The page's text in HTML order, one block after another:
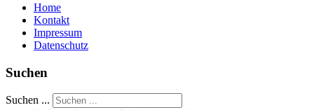
Home
Kontakt
Impressum
Datenschutz
Suchen
Suchen ...